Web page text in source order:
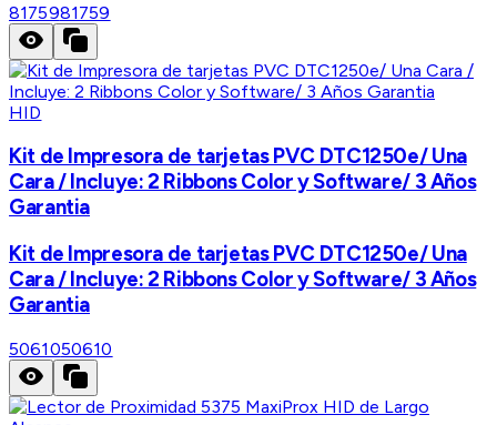
8175981759
HID
Kit de Impresora de tarjetas PVC DTC1250e/ Una
Cara / Incluye: 2 Ribbons Color y Software/ 3 Años
Garantia
Kit de Impresora de tarjetas PVC DTC1250e/ Una
Cara / Incluye: 2 Ribbons Color y Software/ 3 Años
Garantia
5061050610